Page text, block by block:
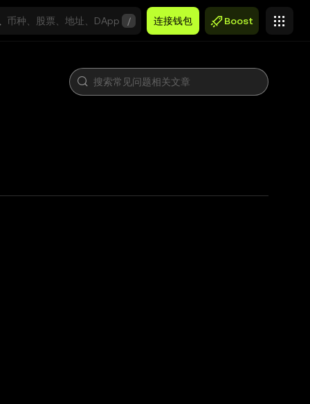
/ 连接钱包 Boost